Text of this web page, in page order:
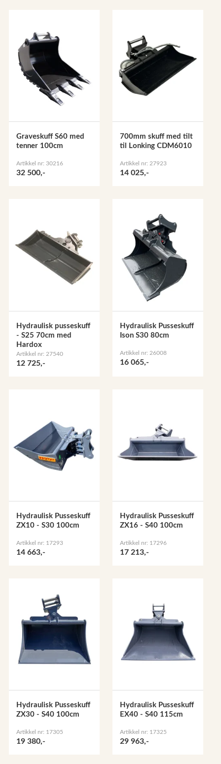
Graveskuff S60 med
tenner 100cm
Artikkel nr: 30216
32 500,-
700mm skuff med tilt
til Lonking CDM6010
Artikkel nr: 27923
14 025,-
Hydraulisk pusseskuff
- S25 70cm med
Hardox
Artikkel nr: 27540
12 725,-
Hydraulisk Pusseskuff
Ison S30 80cm
Artikkel nr: 26008
16 065,-
Hydraulisk Pusseskuff
ZX10 - S30 100cm
Artikkel nr: 17293
14 663,-
Hydraulisk Pusseskuff
ZX16 - S40 100cm
Artikkel nr: 17296
17 213,-
Hydraulisk Pusseskuff
ZX30 - S40 100cm
Artikkel nr: 17305
19 380,-
Hydraulisk Pusseskuff
EX40 - S40 115cm
Artikkel nr: 17325
29 963,-